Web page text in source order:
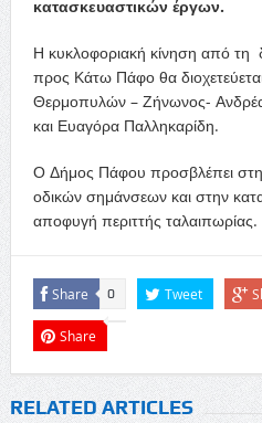
κατασκευαστικών έργων.
Η κυκλοφοριακή κίνηση από τη
προς Κάτω Πάφο θα
Θερμοπυλών – Ζήνωνος-
και Ευαγόρα Παλληκαρίδη.
Ο Δήμος Πάφου προσβλέπει
οδικών σημάνσεων και στην
αποφυγή περιττής ταλαιπωρίας.
Share 0 Tweet
Share
RELATED ARTICLES